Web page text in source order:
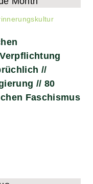
//
// 80
Faschismus